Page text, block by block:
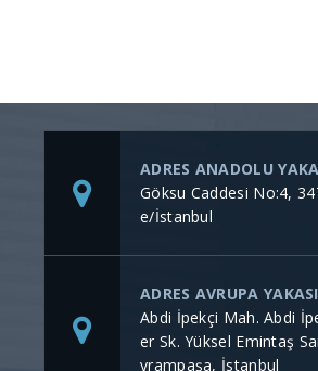
ADRES ANADOLU
Göksu Caddesi No:4,
e/İstanbul
ADRES AVRUPA
Abdi İpekçi Mah. Abdi
er Sk. Yüksel Emintaş
yrampaşa, İstanbul